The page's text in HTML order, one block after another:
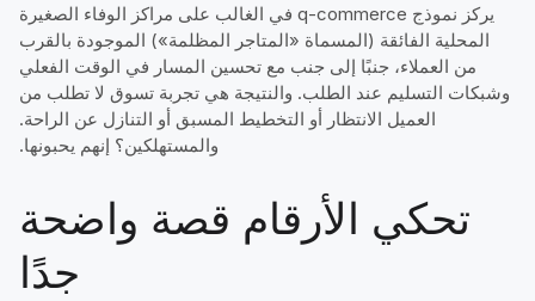
يركز نموذج q-commerce في الغالب على مراكز الوفاء الصغيرة
المحلية الفائقة (المسماة «المتاجر المظلمة») الموجودة بالقرب
من العملاء، جنبًا إلى جنب مع تحسين المسار في الوقت الفعلي
وشبكات التسليم عند الطلب. والنتيجة هي تجربة تسوق لا تطلب من
العميل الانتظار أو التخطيط المسبق أو التنازل عن الراحة.
والمستهلكين؟ إنهم يحبونها.
تحكي الأرقام قصة واضحة
جدًا